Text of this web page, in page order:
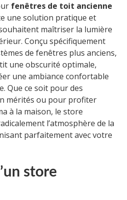
fenêtres de toit ancienne
une solution pratique et
maîtriser la lumière
Conçu spécifiquement
de fenêtres plus anciens,
une obscurité optimale,
une ambiance confortable
Que ce soit pour des
mérités ou pour profiter
à la maison, le store
l’atmosphère de la
parfaitement avec votre
store